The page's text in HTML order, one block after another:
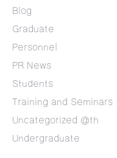
Blog
Graduate
Personnel
PR News
Students
Training and Seminars
Uncategorized @th
Undergraduate